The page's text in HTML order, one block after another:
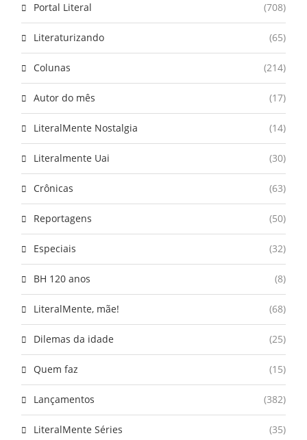
Portal Literal (708)
Literaturizando (65)
Colunas (214)
Autor do mês (17)
LiteralMente Nostalgia (14)
Literalmente Uai (30)
Crônicas (63)
Reportagens (50)
Especiais (32)
BH 120 anos (8)
LiteralMente, mãe! (68)
Dilemas da idade (25)
Quem faz (15)
Lançamentos (382)
LiteralMente Séries (35)